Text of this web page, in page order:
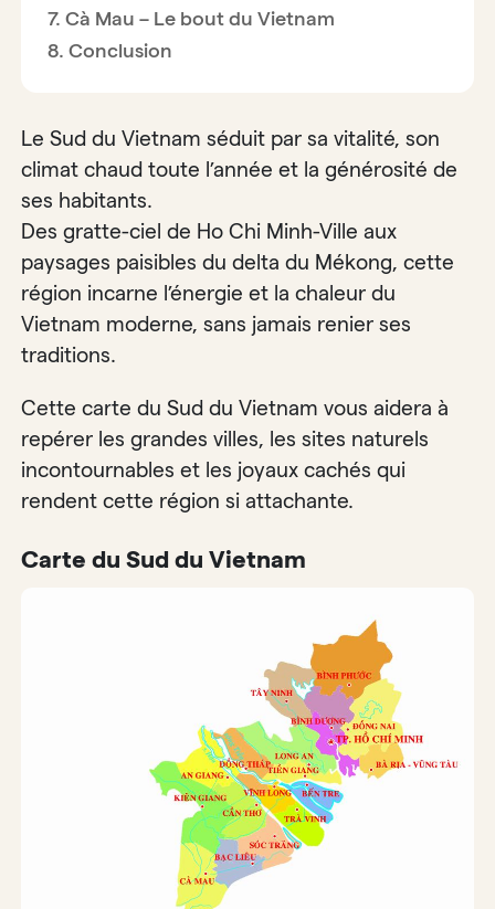
Cà Mau – Le bout du Vietnam
Conclusion
Le Sud du Vietnam séduit par sa vitalité, son
climat chaud toute l’année et la générosité de
ses habitants.
Des gratte-ciel de Ho Chi Minh-Ville aux
paysages paisibles du delta du Mékong, cette
région incarne l’énergie et la chaleur du
Vietnam moderne, sans jamais renier ses
traditions.
Cette carte du Sud du Vietnam vous aidera à
repérer les grandes villes, les sites naturels
incontournables et les joyaux cachés qui
rendent cette région si attachante.
Carte du Sud du Vietnam